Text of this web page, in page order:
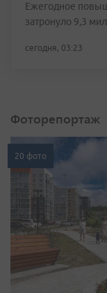
Ежегодное
затронуло 9,3
сегодня, 03:23
Фоторепортаж
20 фото